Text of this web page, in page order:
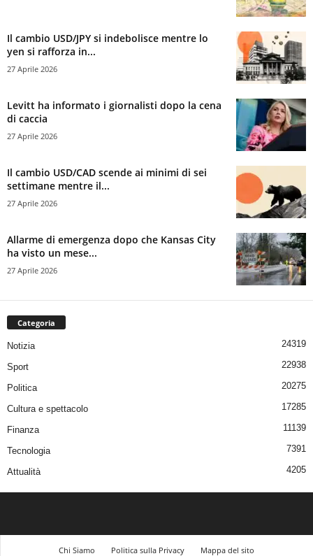
Il cambio USD/JPY si indebolisce mentre lo
yen si rafforza in...
27 Aprile 2026
Levitt ha informato i giornalisti dopo la cena
di caccia
27 Aprile 2026
Il cambio USD/CAD scende ai minimi di sei
settimane mentre il...
27 Aprile 2026
Allarme di emergenza dopo che Kansas City
ha visto un mese...
27 Aprile 2026
Categoria
Notizia 24319
Sport 22938
Politica 20275
Cultura e spettacolo 17285
Finanza 11139
Tecnologia 7391
Attualità 4205
Chi Siamo Politica sulla Privacy Mappa del sito